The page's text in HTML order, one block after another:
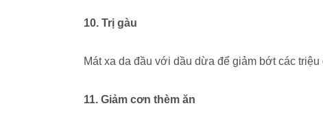
10. Trị gàu
Mát xa da đầu với dầu dừa để giảm bớt các
11. Giảm cơn thèm ăn